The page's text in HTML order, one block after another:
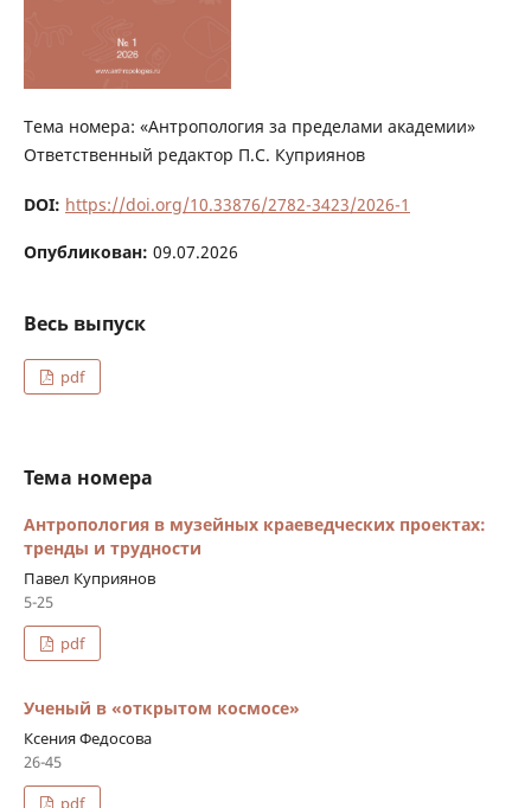
Тема номера: «Антропология за пределами академии»
Ответственный редактор П.С. Куприянов
DOI: https://doi.org/10.33876/2782-3423/2026-1
Опубликован: 09.07.2026
Весь выпуск
pdf
Тема номера
Антропология в музейных краеведческих проектах:
тренды и трудности
Павел Куприянов
5-25
pdf
Ученый в «открытом космосе»
Ксения Федосова
26-45
pdf